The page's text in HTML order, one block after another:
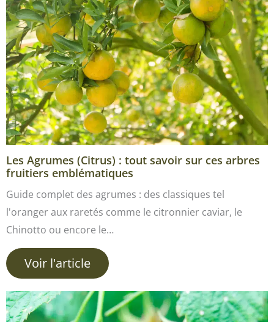
Les Agrumes (Citrus) : tout savoir sur ces arbres
fruitiers emblématiques
Guide complet des agrumes : des classiques tel
l'oranger aux raretés comme le citronnier caviar, le
Chinotto ou encore le…
Voir l'article